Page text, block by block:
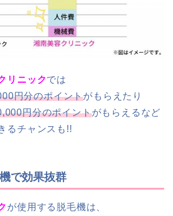
リニックでは
円分のポイントがもらえたり
円分のポイントがもらえるなど
るチャンスも!!
で効果抜群
が使用する脱毛機は、